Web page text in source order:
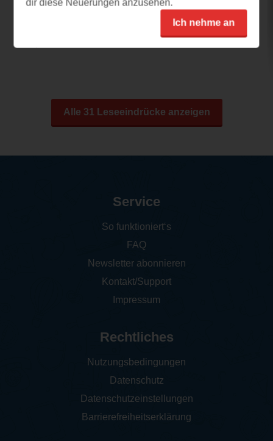
Ich finde die Bilder, um das Geschriebene zu
veranschaulichen, sehr interessant. Es
Alle 31 Leseeindrücke anzeigen
dir diese Neuerungen anzusehen.
Ich nehme an
Service
So funktioniert‘s
FAQ
Newsletter abonnieren
Kontakt/Support
Impressum
Rechtliches
Nutzungsbedingungen
Datenschutz
Datenschutzeinstellungen
Barrierefreiheitserklärung